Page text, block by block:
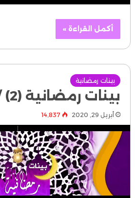
أكمل القراءة »
بينات رمضانية
بينات رمضانية (2) / فتاوى (1)
أبريل 29, 2020 14٬837